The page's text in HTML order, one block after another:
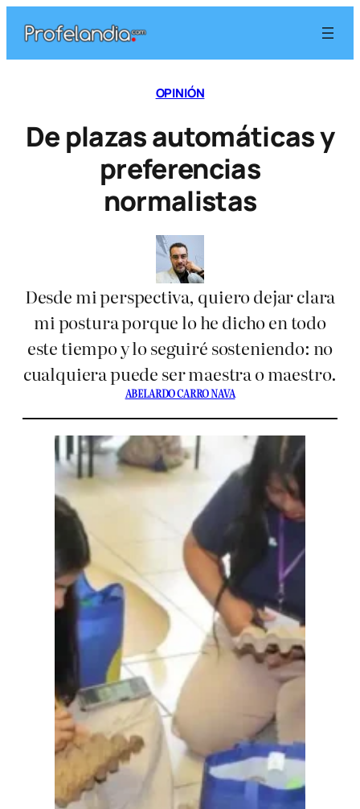
contenido
OPINIÓN
De plazas automáticas y
preferencias
normalistas
Desde mi perspectiva, quiero dejar clara
mi postura porque lo he dicho en todo
este tiempo y lo seguiré sosteniendo: no
cualquiera puede ser maestra o maestro.
ABELARDO CARRO NAVA